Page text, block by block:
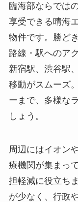
臨海部ならでは
享受できる晴海
物件です。勝ど
路線・駅へのア
新宿駅、渋谷駅
移動がスムーズ
ーまで、多様な
しょう。
周辺にはイオン
療機関が集まっ
担軽減に役立ち
が少なく、行政